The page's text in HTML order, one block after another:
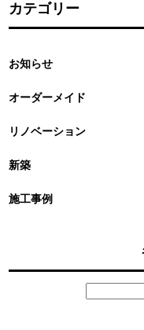
カテゴリー
お知らせ
オーダーメイド
リノベーション
新築
施工事例